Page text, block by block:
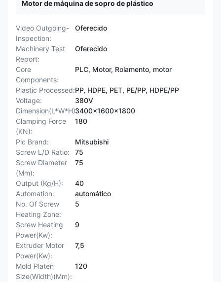
Motor de máquina de sopro de plástico
Video Outgoing-
Inspection:
Oferecido
Machinery Test
Report:
Oferecido
Core
Components:
PLC, Motor, Rolamento, motor
Plastic Processed:PP, HDPE, PET, PE/PP, HDPE/PP
Voltage:
380V
Dimension(L*W*H):3400x1600x1800
Clamping Force
(KN):
180
Plc Brand:
Mitsubishi
Screw L/D Ratio:
75
Screw Diameter
(Mm):
75
Output (Kg/H):
40
Automation:
automático
No. Of Screw
Heating Zone:
5
Screw Heating
Power(Kw):
9
Extruder Motor
Power(Kw):
7,5
Mold Platen
Size(Width)(Mm):
120